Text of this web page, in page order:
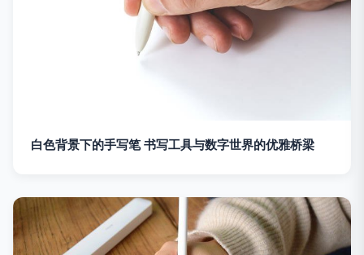
白色背景下的手写笔 书写工具与数字世界的优雅桥梁